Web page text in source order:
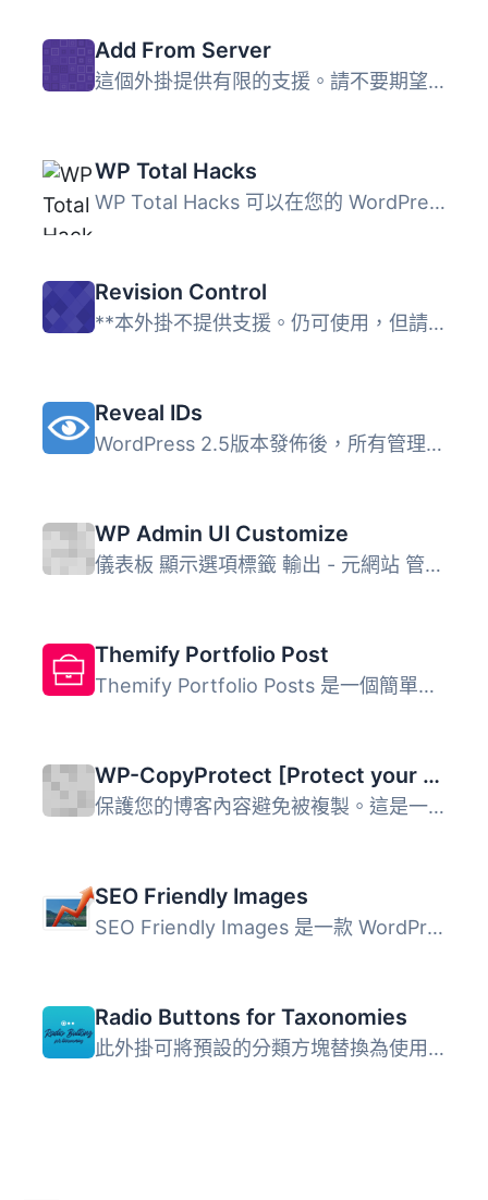
Add From Server
這個外掛提供有限的支援。請不要期望有太多新功能或修正 bug...
WP Total Hacks
WP Total Hacks 可以在您的 WordPress 網站上自訂超過 20 個...
Revision Control
**本外掛不提供支援。仍可使用，但請勿期待得到支援要求的回...
Reveal IDs
WordPress 2.5版本發佈後，所有管理頁面的ID都被刪除了。這應...
WP Admin UI Customize
儀表板 顯示選項標籤 輸出 - 元網站 管理工具列 (Toolbar) ...
Themify Portfolio Post
Themify Portfolio Posts 是一個簡單的外掛，允許您展示乾淨...
WP-CopyProtect [Protect your blog posts]
保護您的博客內容避免被複製。這是一個簡單的外掛，專門用來...
SEO Friendly Images
SEO Friendly Images 是一款 WordPress SEO 外掛，自動更新所...
Radio Buttons for Taxonomies
此外掛可將預設的分類方塊替換為使用單選按鈕的自訂 metabox&...